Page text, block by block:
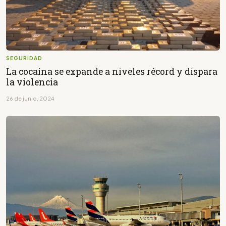
SEGURIDAD
La cocaína se expande a niveles récord y dispara
la violencia
26 de junio, 2024